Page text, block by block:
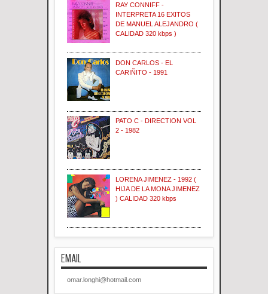
RAY CONNIFF -
INTERPRETA 16 EXITOS
DE MANUEL ALEJANDRO (
CALIDAD 320 kbps )
DON CARLOS - EL
CARIÑITO - 1991
PATO C - DIRECTION VOL
2 - 1982
LORENA JIMENEZ - 1992 (
HIJA DE LA MONA JIMENEZ
) CALIDAD 320 kbps
EMAIL
omar.longhi@hotmail.com